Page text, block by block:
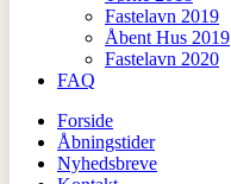
Fastelavn 2019
Åbent Hus 2019
Fastelavn 2020
FAQ
Forside
Åbningstider
Nyhedsbreve